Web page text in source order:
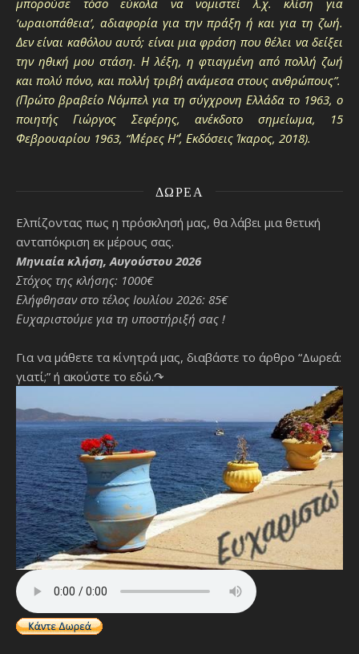
‘ωραιοπάθεια’, αδιαφορία για την πράξη ή και για τη ζωή.
Δεν είναι καθόλου αυτό; είναι μια φράση που θέλει να δείξει
την ηθική μου στάση. Η λέξη, η φτιαγμένη από πολλή ζωή
και πολύ πόνο, και πολλή τριβή ανάμεσα στους ανθρώπους”.
(Πρώτο βραβείο Νόμπελ για τη σύγχρονη Ελλάδα το 1963, ο
ποιητής Γιώργος Σεφέρης, ανέκδοτο σημείωμα, 15
Φεβρουαρίου 1963, “Μέρες Η΄”, Εκδόσεις Ίκαρος, 2018).
ΔΩΡΕΆ
Ελπίζοντας πως η πρόσκλησή μας, θα λάβει μια θετική
ανταπόκριση εκ μέρους σας.
Μηνιαία κλήση, Αυγούστου 2026
Στόχος της κλήσης: 1000€
Ελήφθησαν στο τέλος Ιουλίου 2026: 85€
Ευχαριστούμε για τη υποστήριξή σας !
Για να μάθετε τα κίνητρά μας, διαβάστε το άρθρο “Δωρεά:
γιατί;” ή ακούστε το εδώ.↷